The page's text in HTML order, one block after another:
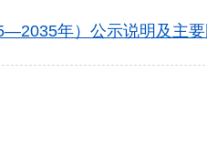
年）公示说明及主